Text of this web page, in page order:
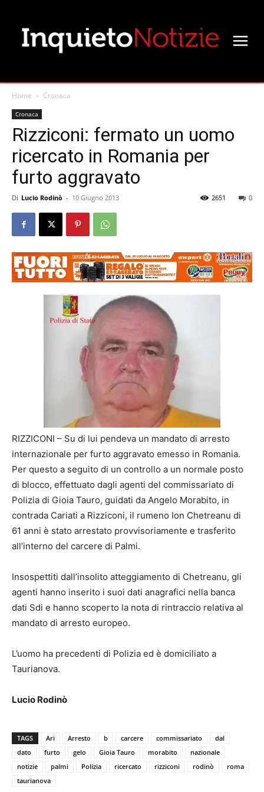
Home Cronaca
Cronaca
Rizziconi: fermato un uomo
ricercato in Romania per
furto aggravato
Di Lucio Rodinò - 10 Giugno 2013 0
2651
RIZZICONI – Su di lui pendeva un mandato di arresto
internazionale per furto aggravato emesso in Romania.
Per questo a seguito di un controllo a un normale posto
di blocco, effettuato dagli agenti del commissariato di
Polizia di Gioia Tauro, guidati da Angelo Morabito, in
contrada Cariati a Rizziconi, il rumeno Ion Chetreanu di
61 anni è stato arrestato provvisoriamente e trasferito
all’interno del carcere di Palmi.
Insospettiti dall’insolito atteggiamento di Chetreanu, gli
agenti hanno inserito i suoi dati anagrafici nella banca
dati Sdi e hanno scoperto la nota di rintraccio relativa al
mandato di arresto europeo.
L’uomo ha precedenti di Polizia ed è domiciliato a
Taurianova.
Lucio Rodinò
TAGS Ari Arresto b carcere commissariato
dal
dato
furto gelo Gioia Tauro morabito
nazionale
notizie
palmi Polizia ricercato rizziconi rodinò
roma
taurianova